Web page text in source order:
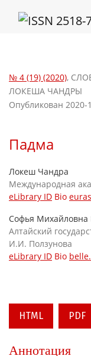
№ 4 (19) (2020),
ЛОКЕША ЧАНДРЫ
Падма
Опубликован 2020-
Локеш Чандра
Международная
eLibrary ID Bio
Софья Михайловна
Алтайский
И.И. Ползунова
eLibrary ID Bio
HTML PDF
Аннотация